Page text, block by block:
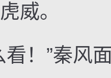
威。
！”秦风面